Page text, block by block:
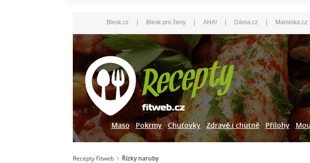
Blesk.cz | Blesk pro ženy | AHA! | Dáma.cz | Maminka.cz
Maso Pokrmy Chuťovky Zdravě i chutně Přílohy
Recepty Fitweb Řízky naruby